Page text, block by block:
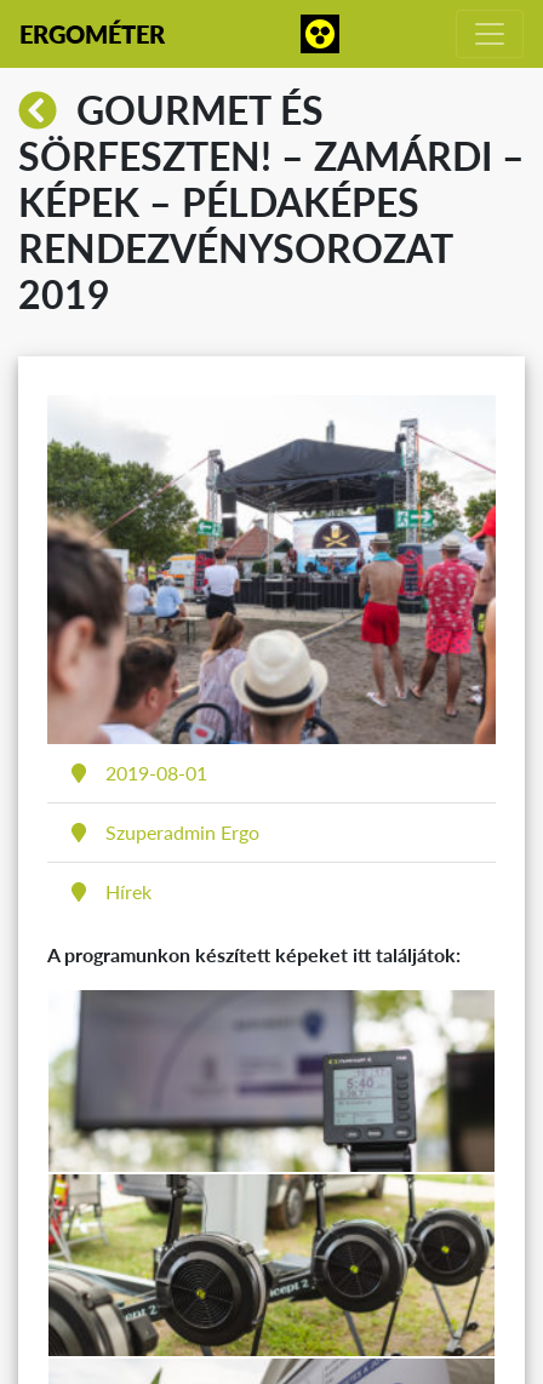
ERGOMÉTER
GOURMET ÉS
SÖRFESZTEN! – ZAMÁRDI –
KÉPEK – PÉLDAKÉPES
RENDEZVÉNYSOROZAT
2019
Közzétéve
2019-08-01
Szerző
Szuperadmin Ergo
Kategória
Hírek
A programunkon készített képeket itt találjátok: